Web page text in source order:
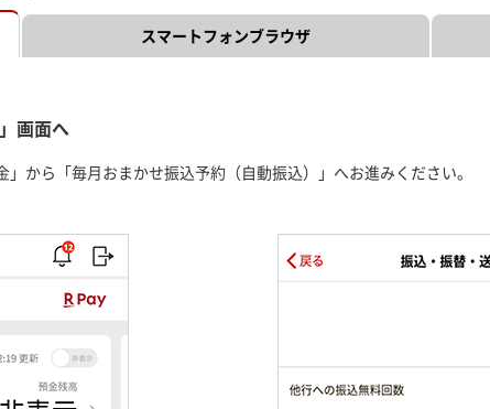
スマートフォンブラウザ
画面へ
から「毎月おまかせ振込予約（自動振込）」へお進みください。